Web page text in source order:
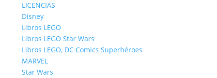
LICENCIAS
Disney
Libros LEGO
Libros LEGO Star Wars
Libros LEGO, DC Comics Superhéroes
MARVEL
Star Wars